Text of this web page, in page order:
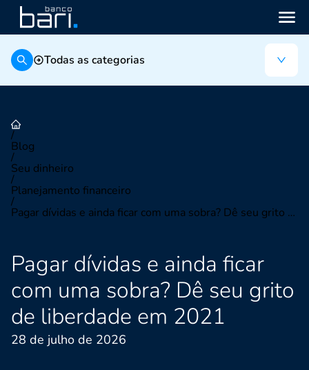
Todas as categorias
/
Blog
/
Seu dinheiro
/
Planejamento financeiro
/
Pagar dívidas e ainda ficar com uma sobra? Dê seu grito de liberdade em 2021
Pagar dívidas e ainda ficar
com uma sobra? Dê seu grito
de liberdade em 2021
28 de julho de 2026